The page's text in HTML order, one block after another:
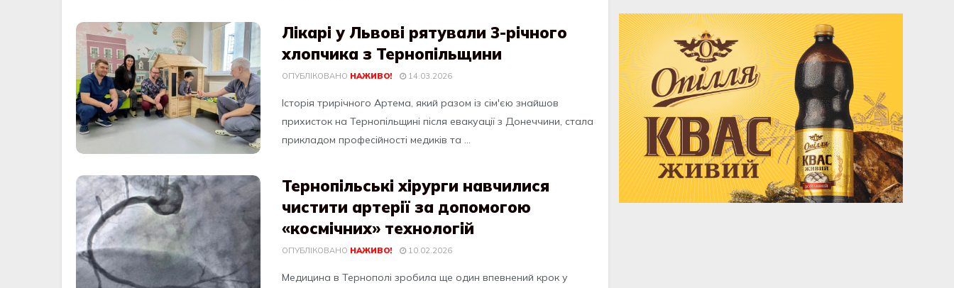
Лікарі у Львові рятували 3-річного
хлопчика з Тернопільщини
ОПУБЛІКОВАНО НАЖИВО! 14.03.2026
Історія трирічного Артема, який разом із сім'єю знайшов
прихисток на Тернопільщині після евакуації з Донеччини, стала
прикладом професійності медиків та ...
Тернопільські хірурги навчилися
чистити артерії за допомогою
«космічних» технологій
ОПУБЛІКОВАНО НАЖИВО! 10.02.2026
Медицина в Тернополі зробила ще один впевнений крок у